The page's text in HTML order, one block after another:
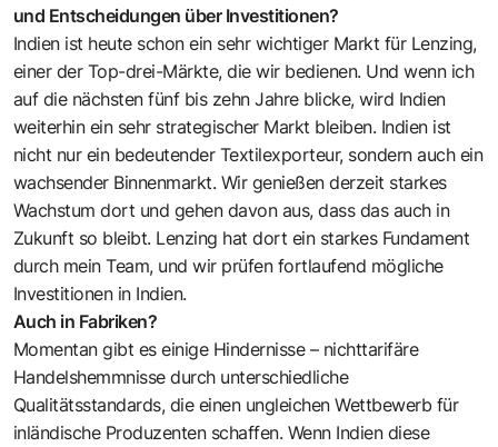
und Entscheidungen über Investitionen?
Indien ist heute schon ein sehr wichtiger Markt für Lenzing,
einer der Top-drei-Märkte, die wir bedienen. Und wenn ich
auf die nächsten fünf bis zehn Jahre blicke, wird Indien
weiterhin ein sehr strategischer Markt bleiben. Indien ist
nicht nur ein bedeutender Textilexporteur, sondern auch ein
wachsender Binnenmarkt. Wir genießen derzeit starkes
Wachstum dort und gehen davon aus, dass das auch in
Zukunft so bleibt. Lenzing hat dort ein starkes Fundament
durch mein Team, und wir prüfen fortlaufend mögliche
Investitionen in Indien.
Auch in Fabriken?
Momentan gibt es einige Hindernisse – nichttarifäre
Handelshemmnisse durch unterschiedliche
Qualitätsstandards, die einen ungleichen Wettbewerb für
inländische Produzenten schaffen. Wenn Indien diese